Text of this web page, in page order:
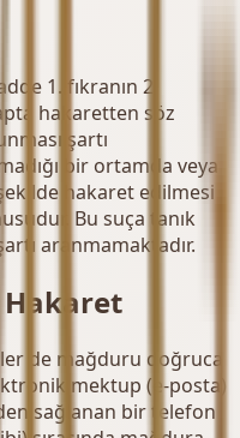
1. fıkranın 2.
hakaretten söz
şartı
bir ortamda veya
hakaret edilmesi
Bu suça tanık
aranmamaktadır.
Hakaret
de mağduru doğruca
mektup (e-posta)
sağlanan bir telefon